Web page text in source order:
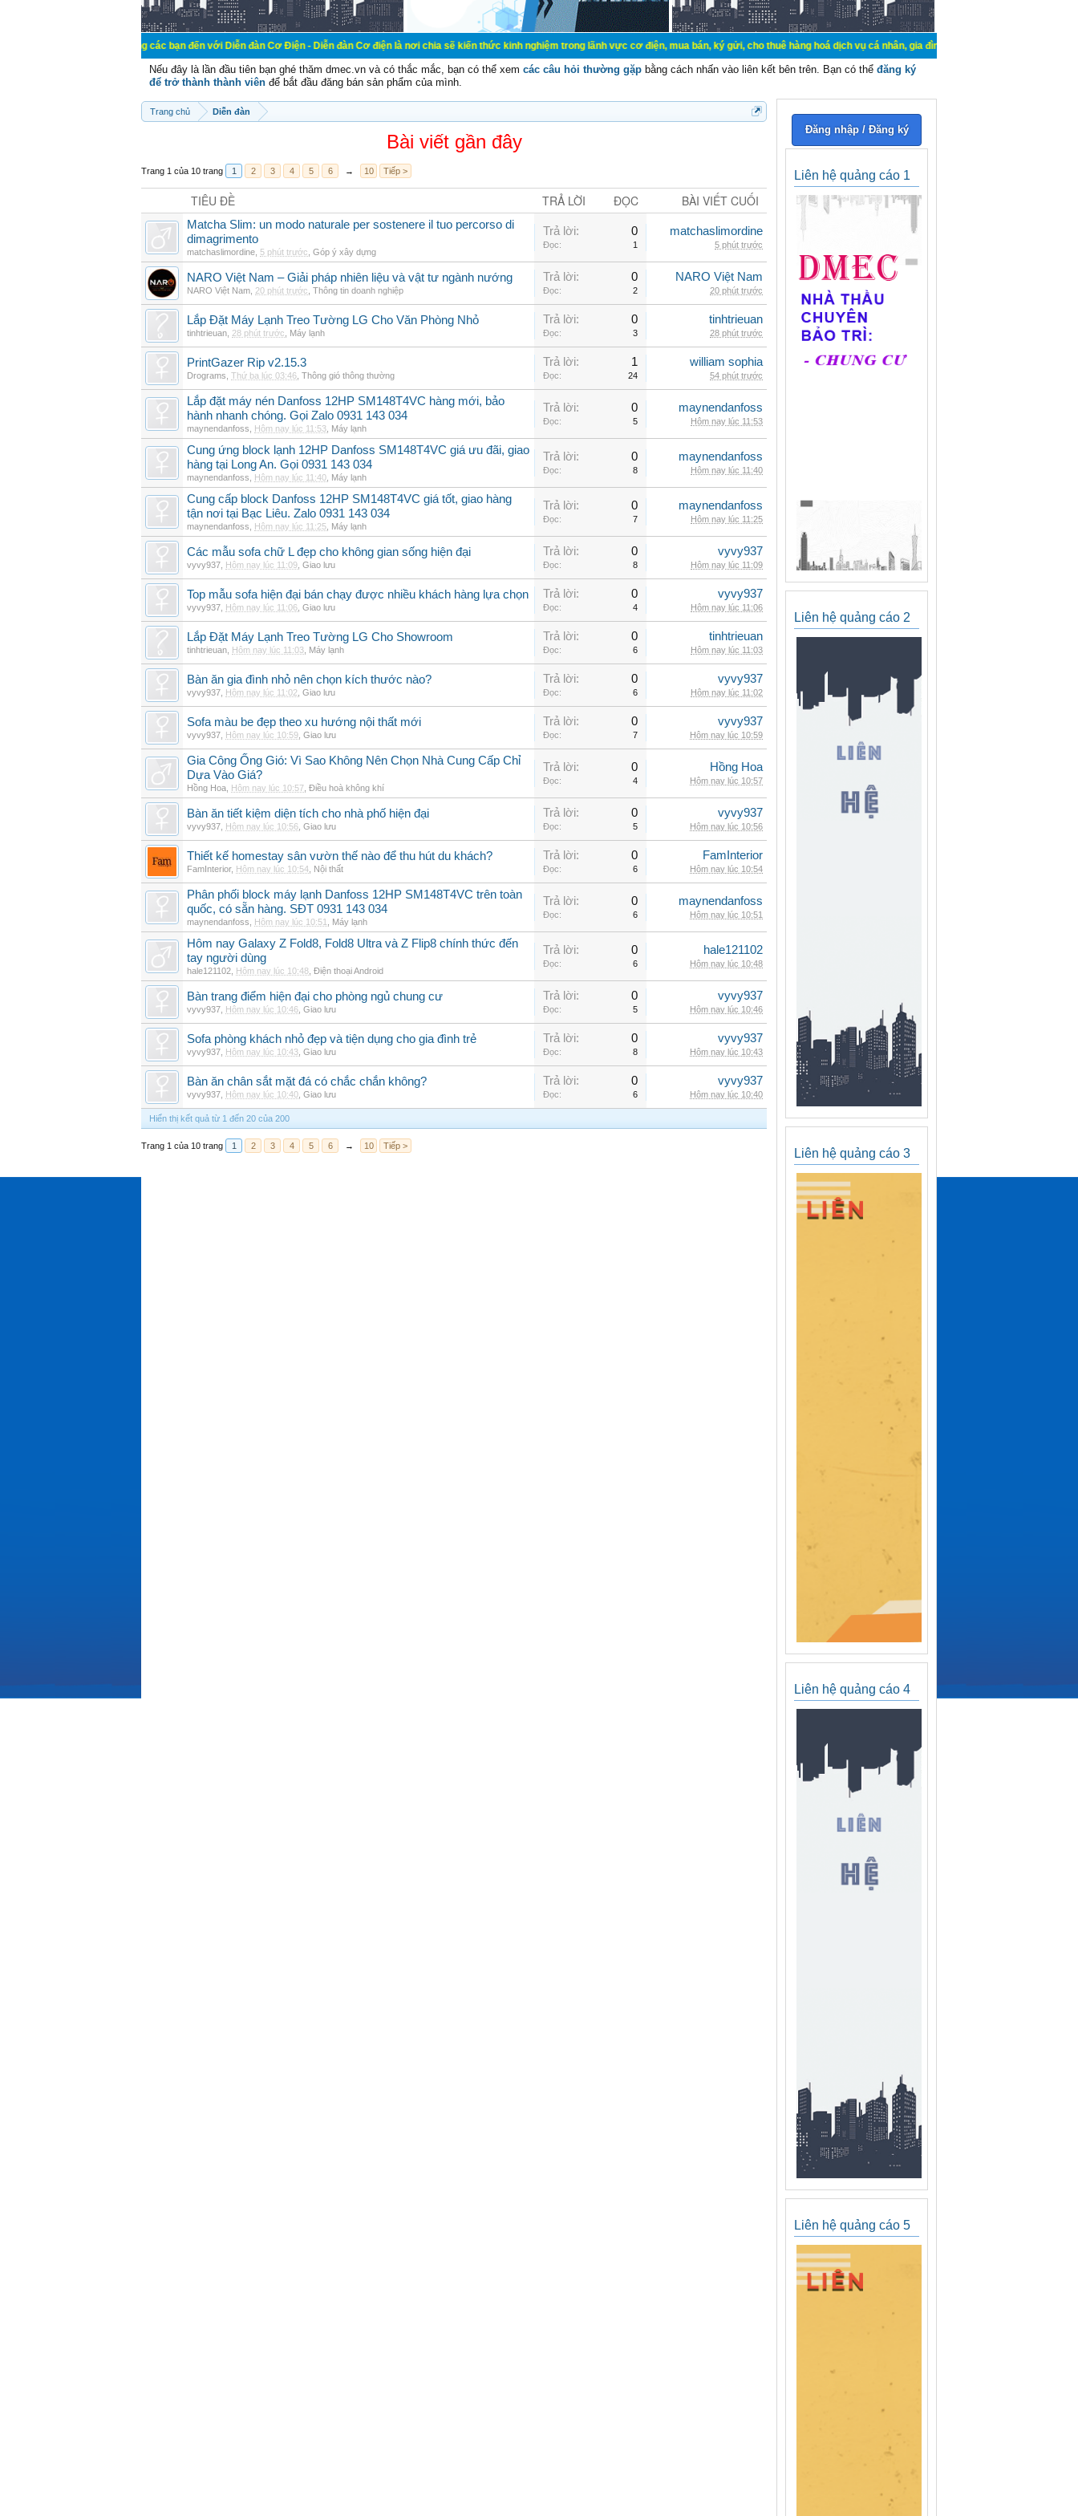
Chào mừng các bạn đến với Diễn đàn Cơ Điện - Diễn đàn Cơ điện là nơi chia sẽ kiến thức kinh nghiệm trong lãnh vực cơ điện, mua bán, ký gửi, cho thuê hàng hoá dịch vụ cá nhân, gia đình. Mua bán, ký gửi, cho thuê thiết bị hệ
Nếu đây là lần đầu tiên bạn ghé thăm dmec.vn và có thắc mắc, bạn có thể xem các câu hỏi thường gặp bằng cách nhấn vào liên kết bên trên. Bạn có thể đăng ký
để trở thành thành viên để bắt đầu đăng bán sản phẩm của mình.
Trang chủ Diễn đàn
Bài viết gần đây
Trang 1 của 10 trang 1 2 3 4 5 6 → 10 Tiếp >
TIÊU ĐỀ TRẢ LỜI ĐỌC BÀI VIẾT CUỐI
Matcha Slim: un modo naturale per sostenere il tuo percorso di
dimagrimento
matchaslimordine 5 phút trước Góp ý xây dựng
Trả lời: 0
Đọc: 1
matchaslimordine
5 phút trước
NARO Việt Nam – Giải pháp nhiên liệu và vật tư ngành nướng
NARO Việt Nam 20 phút trước Thông tin doanh nghiệp
Trả lời: 0
Đọc: 2
NARO Việt Nam
20 phút trước
Lắp Đặt Máy Lạnh Treo Tường LG Cho Văn Phòng Nhỏ
tinhtrieuan 28 phút trước Máy lạnh
Trả lời: 0
Đọc: 3
tinhtrieuan
28 phút trước
PrintGazer Rip v2.15.3
Drograms Thứ ba lúc 03:46 Thông gió thông thường
Trả lời: 1
Đọc: 24
william sophia
54 phút trước
Lắp đặt máy nén Danfoss 12HP SM148T4VC hàng mới, bảo
hành nhanh chóng. Gọi Zalo 0931 143 034
maynendanfoss Hôm nay lúc 11:53 Máy lạnh
Trả lời: 0
Đọc: 5
maynendanfoss
Hôm nay lúc 11:53
Cung ứng block lạnh 12HP Danfoss SM148T4VC giá ưu đãi, giao
hàng tại Long An. Gọi 0931 143 034
maynendanfoss Hôm nay lúc 11:40 Máy lạnh
Trả lời: 0
Đọc: 8
maynendanfoss
Hôm nay lúc 11:40
Cung cấp block Danfoss 12HP SM148T4VC giá tốt, giao hàng
tận nơi tại Bạc Liêu. Zalo 0931 143 034
maynendanfoss Hôm nay lúc 11:25 Máy lạnh
Trả lời: 0
Đọc: 7
maynendanfoss
Hôm nay lúc 11:25
Các mẫu sofa chữ L đẹp cho không gian sống hiện đại
vyvy937 Hôm nay lúc 11:09 Giao lưu
Trả lời: 0
Đọc: 8
vyvy937
Hôm nay lúc 11:09
Top mẫu sofa hiện đại bán chạy được nhiều khách hàng lựa chọn
vyvy937 Hôm nay lúc 11:06 Giao lưu
Trả lời: 0
Đọc: 4
vyvy937
Hôm nay lúc 11:06
Lắp Đặt Máy Lạnh Treo Tường LG Cho Showroom
tinhtrieuan Hôm nay lúc 11:03 Máy lạnh
Trả lời: 0
Đọc: 6
tinhtrieuan
Hôm nay lúc 11:03
Bàn ăn gia đình nhỏ nên chọn kích thước nào?
vyvy937 Hôm nay lúc 11:02 Giao lưu
Trả lời: 0
Đọc: 6
vyvy937
Hôm nay lúc 11:02
Sofa màu be đẹp theo xu hướng nội thất mới
vyvy937 Hôm nay lúc 10:59 Giao lưu
Trả lời: 0
Đọc: 7
vyvy937
Hôm nay lúc 10:59
Gia Công Ống Gió: Vì Sao Không Nên Chọn Nhà Cung Cấp Chỉ
Dựa Vào Giá?
Hồng Hoa Hôm nay lúc 10:57 Điều hoà không khí
Trả lời: 0
Đọc: 4
Hồng Hoa
Hôm nay lúc 10:57
Bàn ăn tiết kiệm diện tích cho nhà phố hiện đại
vyvy937 Hôm nay lúc 10:56 Giao lưu
Trả lời: 0
Đọc: 5
vyvy937
Hôm nay lúc 10:56
Thiết kế homestay sân vườn thế nào để thu hút du khách?
FamInterior, Hôm nay lúc 10:54 Nội thất
Trả lời: 0
Đọc: 6
FamInterior
Hôm nay lúc 10:54
Phân phối block máy lạnh Danfoss 12HP SM148T4VC trên toàn
quốc, có sẵn hàng. SĐT 0931 143 034
maynendanfoss Hôm nay lúc 10:51 Máy lạnh
Trả lời: 0
Đọc: 6
maynendanfoss
Hôm nay lúc 10:51
Hôm nay Galaxy Z Fold8, Fold8 Ultra và Z Flip8 chính thức đến
tay người dùng
hale121102 Hôm nay lúc 10:48 Điện thoại Android
Trả lời: 0
Đọc: 6
hale121102
Hôm nay lúc 10:48
Bàn trang điểm hiện đại cho phòng ngủ chung cư
vyvy937 Hôm nay lúc 10:46 Giao lưu
Trả lời: 0
Đọc: 5
vyvy937
Hôm nay lúc 10:46
Sofa phòng khách nhỏ đẹp và tiện dụng cho gia đình trẻ
vyvy937 Hôm nay lúc 10:43 Giao lưu
Trả lời: 0
Đọc: 8
vyvy937
Hôm nay lúc 10:43
Bàn ăn chân sắt mặt đá có chắc chắn không?
vyvy937 Hôm nay lúc 10:40 Giao lưu
Trả lời: 0
Đọc: 6
vyvy937
Hôm nay lúc 10:40
Hiển thị kết quả từ 1 đến 20 của 200
Trang 1 của 10 trang 1 2 3 4 5 6 → 10 Tiếp >
Đăng nhập / Đăng ký
Liên hệ quảng cáo 1
Liên hệ quảng cáo 2
Liên hệ quảng cáo 3
Liên hệ quảng cáo 4
Liên hệ quảng cáo 5